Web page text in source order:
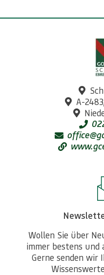
A-
Wollen Sie über
immer bestens
Gerne senden wir